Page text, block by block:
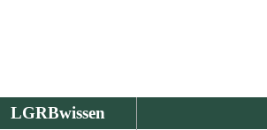
LGRBwissen